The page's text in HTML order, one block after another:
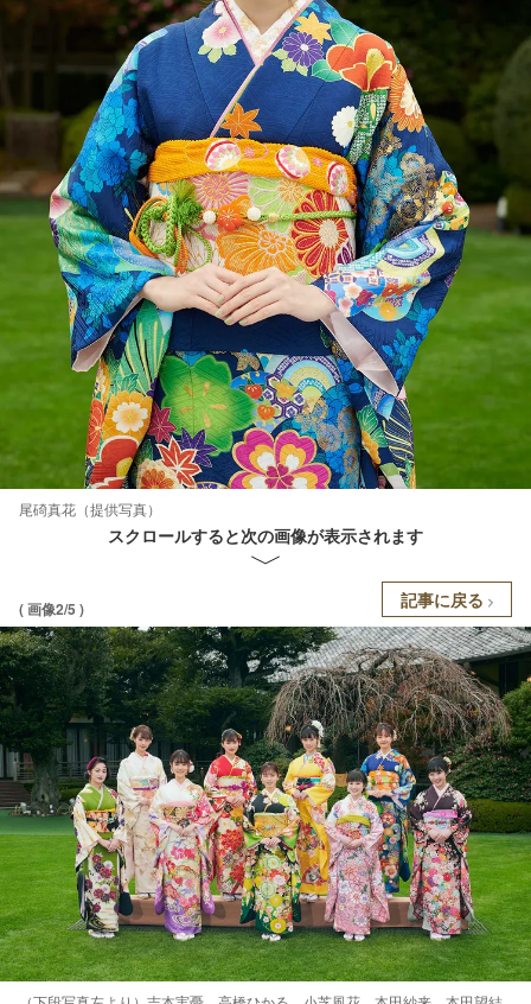
尾碕真花（提供写真）
スクロールすると次の画像が表示されます
( 画像2/5 ) 記事に戻る